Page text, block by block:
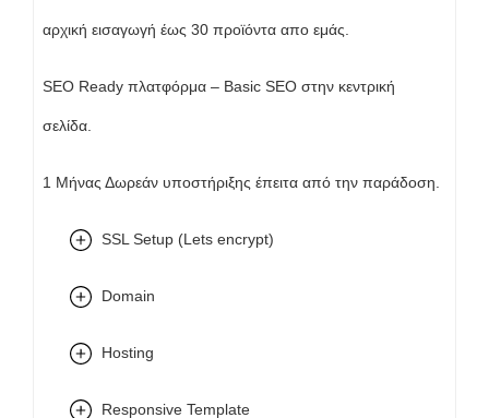
αρχική εισαγωγή έως 30 προϊόντα απο εμάς.
SEO Ready πλατφόρμα – Basic SEO στην κεντρική
σελίδα.
1 Μήνας Δωρεάν υποστήριξης έπειτα από την παράδοση.
SSL Setup (Lets encrypt)
Domain
Hosting
Responsive Template